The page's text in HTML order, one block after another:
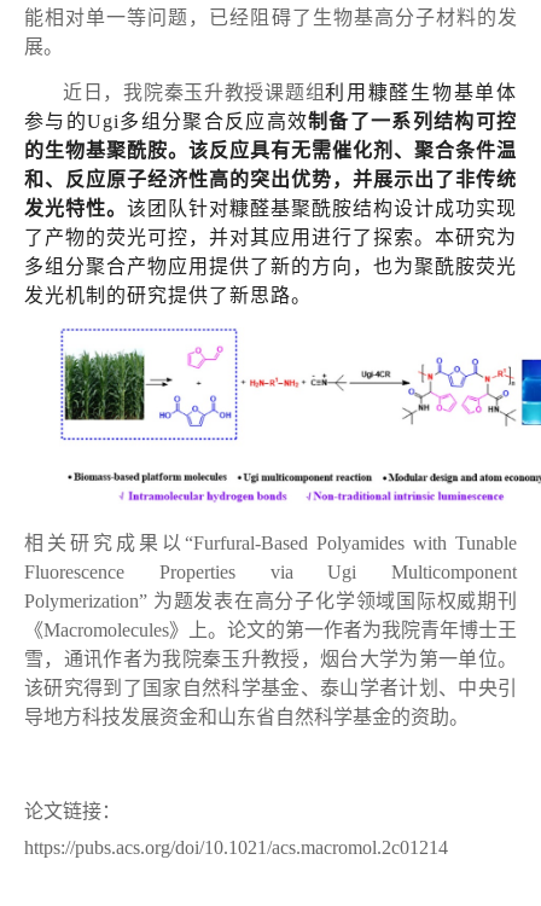
能相对单一等问题，已经阻碍了生物基高分子材料的发
展。
近日，我院秦玉升教授课题组利用糠醛生物基单体
参与的Ugi多组分聚合反应高效制备了一系列结构可控
的生物基聚酰胺。该反应具有无需催化剂、聚合条件温
和、反应原子经济性高的突出优势，并展示出了非传统
发光特性。 该团队针对糠醛基聚酰胺结构设计成功实现
了产物的荧光可控，并对其应用进行了探索。本研究为
多组分聚合产物应用提供了新的方向，也为聚酰胺荧光
发光机制的研究提供了新思路。
相关研究成果以 “Furfural-Based Polyamides with Tunable
Fluorescence Properties via Ugi Multicomponent
Polymerization” 为题发表在高分子化学领域国际权威期刊
《Macromolecules》上。论文的第一作者为我院青年博士王
雪，通讯作者为我院秦玉升教授 ，烟台大学为第一单位。
该研究得到了 国家自然科学基金、泰山学者计划、中央引
导地方科技发展资金和山东省自然科学基金的资助。
论文链接：
https://pubs.acs.org/doi/10.1021/acs.macromol.2c01214